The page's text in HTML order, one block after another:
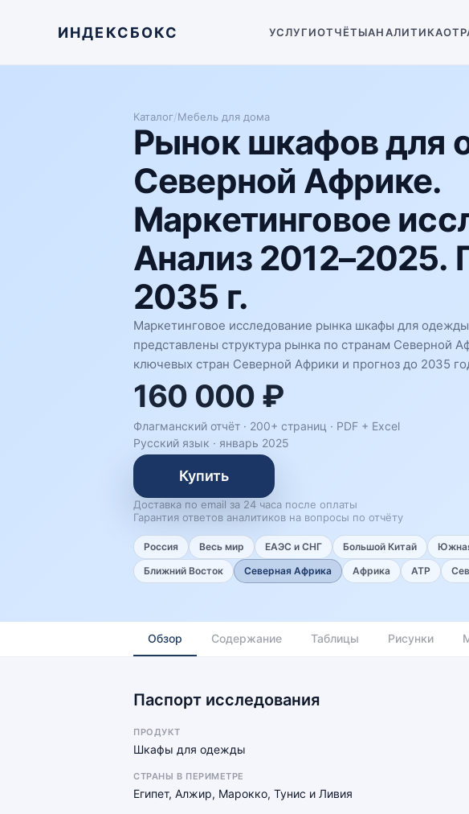
ИНДЕКСБОКС УСЛУГИОТЧЁТЫАНАЛИТИКА
Каталог/Мебель для дома
Рынок шкафов для
Северной Африке.
Маркетинговое
Анализ 2012–2025.
2035 г.
Маркетинговое исследование рынка шкафы для
представлены структура рынка по странам Северной
ключевых стран Северной Африки и прогноз до 2035
160 000 ₽
Флагманский отчёт · 200+ страниц · PDF + Excel
Русский язык · январь 2025
Купить
Доставка по email за 24 часа после оплаты
Гарантия ответов аналитиков на вопросы по отчёту
Россия Весь мир ЕАЭС и СНГ Большой Китай
Ближний Восток
Северная Африка Африка АТР
Обзор Содержание Таблицы Рисунки
Паспорт исследования
ПРОДУКТ
Шкафы для одежды
СТРАНЫ В ПЕРИМЕТРЕ
Египет, Алжир, Марокко, Тунис и Ливия